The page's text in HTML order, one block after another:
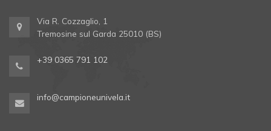
Via R. Cozzaglio, 1
Tremosine sul Garda 25010 (BS)
+39 0365 791 102
info@campioneunivela.it